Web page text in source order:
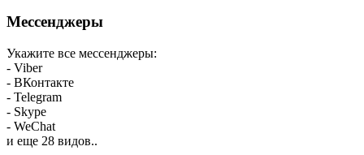
Мессенджеры
Укажите все мессенджеры:
- Viber
- ВКонтакте
- Telegram
- Skype
- WeChat
и еще 28 видов..